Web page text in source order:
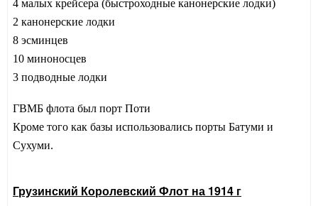
4 малых крейсера (быстроходные канонерские лодки)
2 канонерские лодки
8 эсминцев
10 миноносцев
3 подводные лодки
ГВМБ флота был порт Поти
Кроме того как базы использовались порты Батуми и
Сухуми.
Грузинский Королевский Флот на 1914 г